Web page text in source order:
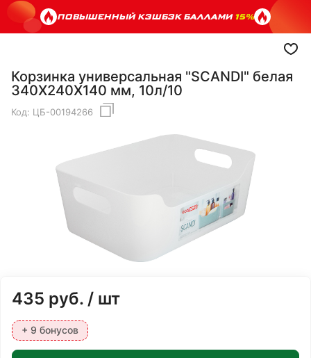
ПОВЫШЕННЫЙ КЭШБЭК БАЛЛАМИ15%
Корзинка универсальная "SCANDI" белая
340Х240Х140 мм, 10л/10
Код: ЦБ-00194266
435 руб. / шт
+ 9 бонусов